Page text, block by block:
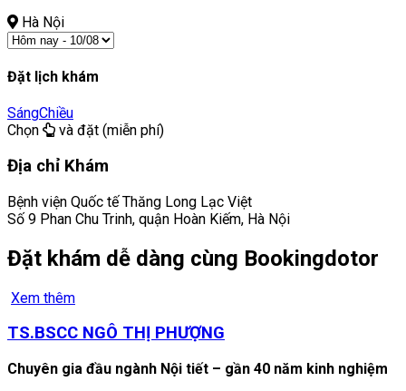
Hà Nội
Đặt lịch khám
SángChiều
Chọn
và đặt (miễn phí)
Địa chỉ Khám
Bệnh viện Quốc tế Thăng Long Lạc Việt
Số 9 Phan Chu Trinh, quận Hoàn Kiếm, Hà Nội
Đặt khám dễ dàng cùng Bookingdotor
Xem thêm
TS.BSCC NGÔ THỊ PHƯỢNG
Chuyên gia đầu ngành Nội tiết – gần 40 năm kinh nghiệm